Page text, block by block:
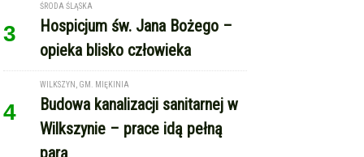
3
ŚRODA ŚLĄSKA
Hospicjum św. Jana Bożego –
opieka blisko człowieka
4
WILKSZYN, GM. MIĘKINIA
Budowa kanalizacji sanitarnej w
Wilkszynie – prace idą pełną
parą